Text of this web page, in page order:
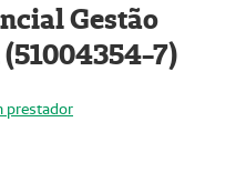
Gestão
(51004354-7)
prestador